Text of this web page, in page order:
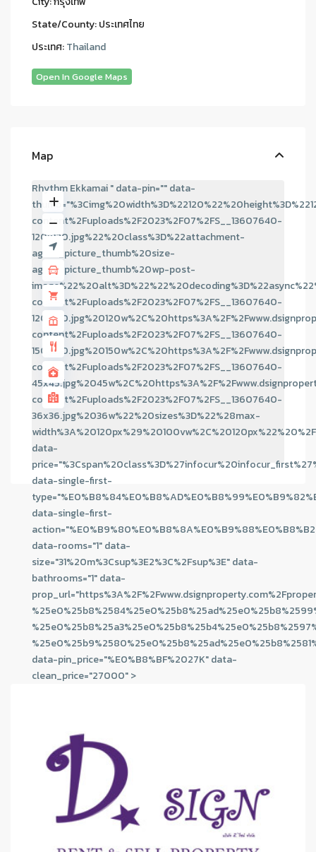
State/County:ประเทศไทย
ประเทศ:Thailand
Open In Google Maps
Map
Rhythm Ekkamai " data-pin="" data-
content%2Fuploads%2F2023%2F07%2FS__13607640-
120x120.jpg%22%20class%3D%22attachment-
agent_picture_thumb%20size-
agent_picture_thumb%20wp-post-
content%2Fuploads%2F2023%2F07%2FS__13607640-
content%2Fuploads%2F2023%2F07%2FS__13607640-
content%2Fuploads%2F2023%2F07%2FS__13607640-
content%2Fuploads%2F2023%2F07%2FS__13607640-
36x36.jpg%2036w%22%20sizes%3D%22%28max-
data-
data-single-first-
data-single-first-
data-rooms="1" data-
size="31%20m%3Csup%3E2%3C%2Fsup%3E" data-
bathrooms="1" data-
data-pin_price="%E0%B8%BF%2027K" data-
clean_price="27000" >